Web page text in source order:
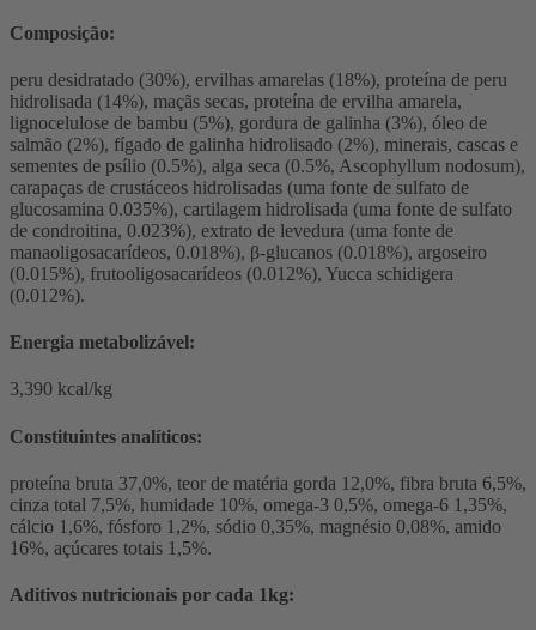
Composição:
peru desidratado (30%), ervilhas amarelas (18%), proteína de peru
hidrolisada (14%), maçãs secas, proteína de ervilha amarela,
lignocelulose de bambu (5%), gordura de galinha (3%), óleo de
salmão (2%), fígado de galinha hidrolisado (2%), minerais, cascas e
sementes de psílio (0.5%), alga seca (0.5%, Ascophyllum nodosum),
carapaças de crustáceos hidrolisadas (uma fonte de sulfato de
glucosamina 0.035%), cartilagem hidrolisada (uma fonte de sulfato
de condroitina, 0.023%), extrato de levedura (uma fonte de
manaoligosacarídeos, 0.018%), β-glucanos (0.018%), argoseiro
(0.015%), frutooligosacarídeos (0.012%), Yucca schidigera
(0.012%).
Energia metabolizável:
3,390 kcal/kg
Constituintes analíticos:
proteína bruta 37,0%, teor de matéria gorda 12,0%, fibra bruta 6,5%,
cinza total 7,5%, humidade 10%, omega-3 0,5%, omega-6 1,35%,
cálcio 1,6%, fósforo 1,2%, sódio 0,35%, magnésio 0,08%, amido
16%, açúcares totais 1,5%.
Aditivos nutricionais por cada 1kg: